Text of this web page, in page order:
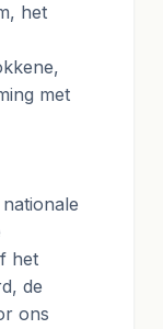
het
met
het
de
ons